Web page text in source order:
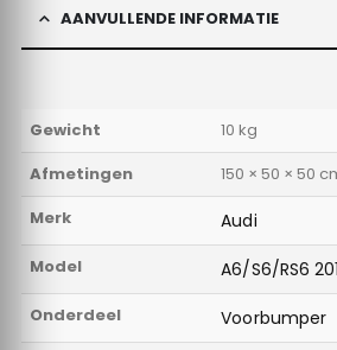
AANVULLENDE INFORMATIE
Gewicht
10 kg
Afmetingen
150 × 50 × 50
Merk
Audi
Model A6/S6/RS6
Onderdeel Voorbumper